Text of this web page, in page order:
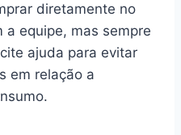
diretamente no
a equipe, mas sempre
ajuda para evitar
em relação a